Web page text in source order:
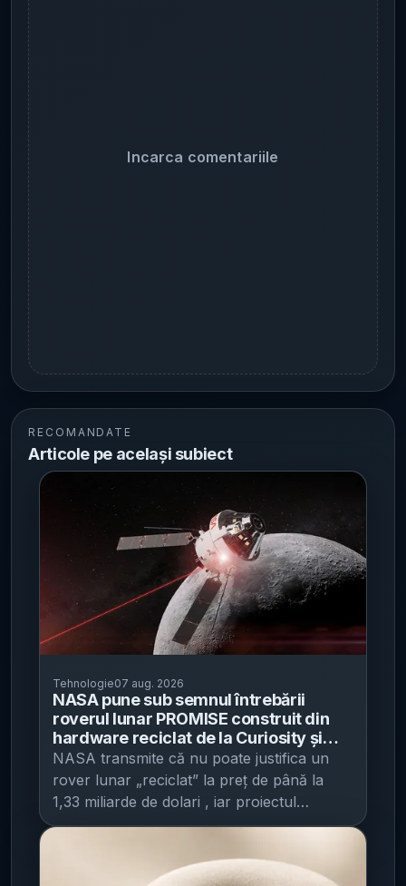
Incarca comentariile
RECOMANDATE
Articole pe același subiect
Tehnologie07 aug. 2026
NASA pune sub semnul întrebării
roverul lunar PROMISE construit din
hardware reciclat de la Curiosity și
Perseverance - estimările ajung la 723
milioane–1,33 miliarde de dolari
NASA transmite că nu poate justifica un
rover lunar „reciclat” la preț de până la
1,33 miliarde de dolari , iar proiectul
PROMISE riscă să nu mai zboare dacă
TechRadar . Miza este una bugetară și de